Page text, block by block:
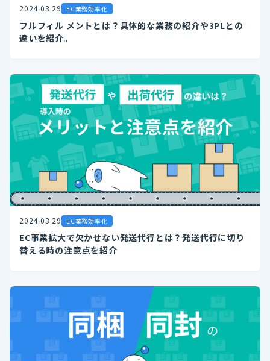
2024.03.29 EC業務効率化
フルフィル メントとは？具体的な業務の紹介や3PLとの
違いを紹介。
2024.03.29 EC業務効率化
EC事業拡大で欠かせない発送代行とは？発送代行に切り
替える時の注意点を紹介